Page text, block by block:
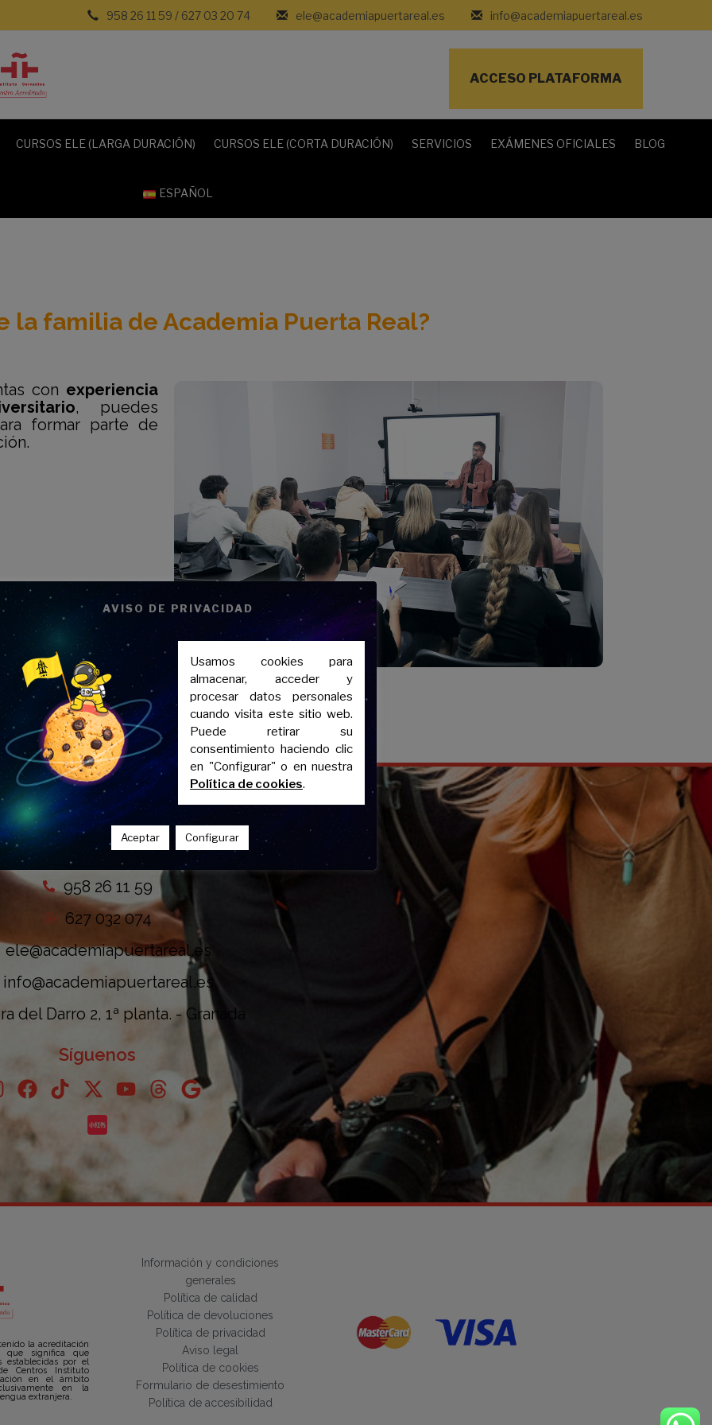
info@academiapuertareal.es
ele@academiapuertareal.es
958 26 11 59 / 627 03 20 74
ACCESO PLATAFORMA
CURSOS ELE (LARGA DURACIÓN) CURSOS ELE (CORTA DURACIÓN) SERVICIOS EXÁMENES OFICIALES BLOG
ESPAÑOL
la familia de Academia Puerta Real?
con experiencia
, puedes
formar parte de
Contacto
958 26 11 59
627 032 074
ele@academiapuertareal.es
info@academiapuertareal.es
del Darro 2, 1ª planta. - Granada
Síguenos
la acreditación
que significa que
establecidas por el
Centros Instituto
en el ámbito
en la
extranjera.
Información y condiciones
generales
Política de calidad
Política de devoluciones
Política de privacidad
Aviso legal
Política de cookies
Formulario de desestimiento
Política de accesibilidad
AVISO DE PRIVACIDAD
Usamos cookies para
almacenar, acceder y
procesar datos personales
cuando visita este sitio web.
Puede retirar su
consentimiento haciendo clic
en "Configurar" o en nuestra
Política de cookies.
Aceptar Configurar